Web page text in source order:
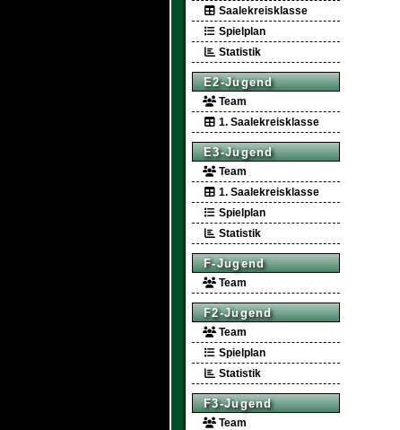
Saalekreisklasse
Spielplan
Statistik
E2-Jugend
Team
1. Saalekreisklasse
E3-Jugend
Team
1. Saalekreisklasse
Spielplan
Statistik
F-Jugend
Team
F2-Jugend
Team
Spielplan
Statistik
F3-Jugend
Team